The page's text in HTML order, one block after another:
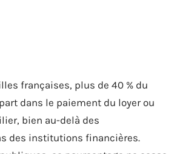
françaises, plus de 40 % du
dans le paiement du loyer ou
bien au-delà des
des institutions financières.